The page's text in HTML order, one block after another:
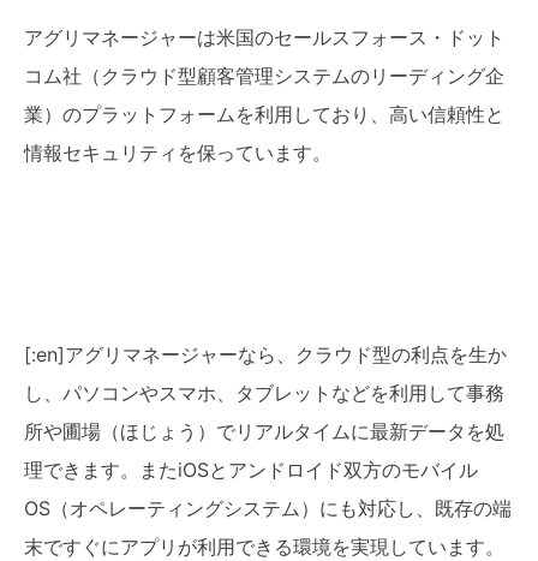
アグリマネージャーは米国のセールスフォース・ドット
コム社（クラウド型顧客管理システムのリーディング企
業）のプラットフォームを利用しており、高い信頼性と
情報セキュリティを保っています。
[:en]アグリマネージャーなら、クラウド型の利点を生か
し、パソコンやスマホ、タブレットなどを利用して事務
所や圃場（ほじょう）でリアルタイムに最新データを処
理できます。またiOSとアンドロイド双方のモバイル
OS（オペレーティングシステム）にも対応し、既存の端
末ですぐにアプリが利用できる環境を実現しています。